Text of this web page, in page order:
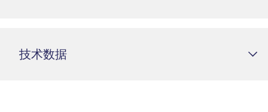
技术数据